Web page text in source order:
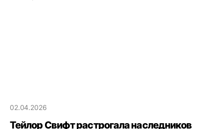
02.04.2026
Тейлор Свифт растрогала наследников